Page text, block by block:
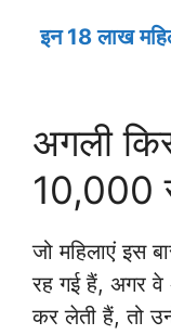
इन 18 लाख
अगली
10,000
जो महिलाएं इस
रह गई हैं, अगर वे
कर लेती हैं, तो